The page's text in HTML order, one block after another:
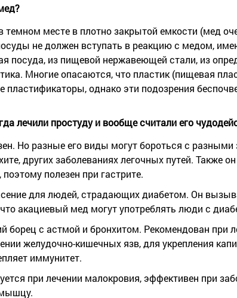
темном месте в плотно закрытой емкости (мед
не должен вступать в реакцию с медом,
посуда, из пищевой нержавеющей стали, из
Многие опасаются, что пластик (пищевая
однако эти подозрения
лечили простуду и вообще считали его
Но разные его виды могут бороться с
других заболеваниях легочных путей. Также
полезен при гастрите.
для людей, страдающих диабетом. Он
акациевый мед могут употреблять люди с
с астмой и бронхитом. Рекомендован при
желудочно-кишечных язв, для укрепления
иммунитет.
при лечении малокровия, эффективен при